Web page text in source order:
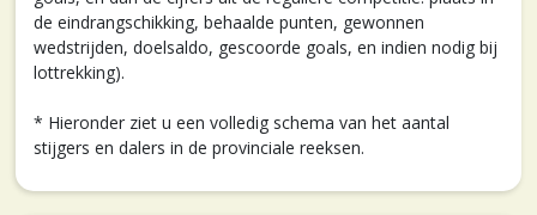
de eindrangschikking, behaalde punten, gewonnen
wedstrijden, doelsaldo, gescoorde goals, en indien nodig bij
lottrekking).
* Hieronder ziet u een volledig schema van het aantal
stijgers en dalers in de provinciale reeksen.